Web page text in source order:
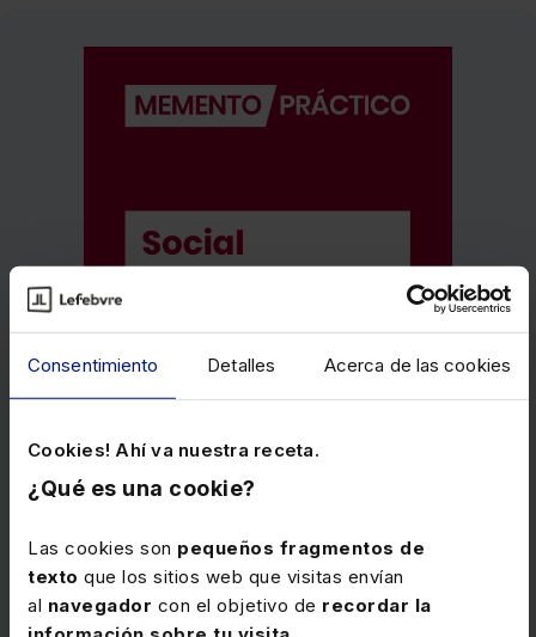
Consentimiento Detalles Acerca de las cookies
Cookies! Ahí va nuestra receta.
¿Qué es una cookie?
Las cookies son pequeños fragmentos de
texto que los sitios web que visitas envían
al navegador con el objetivo de recordar la